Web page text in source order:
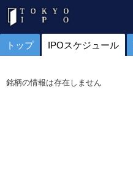
トップ IPOスケジュール
銘柄の情報は存在しません